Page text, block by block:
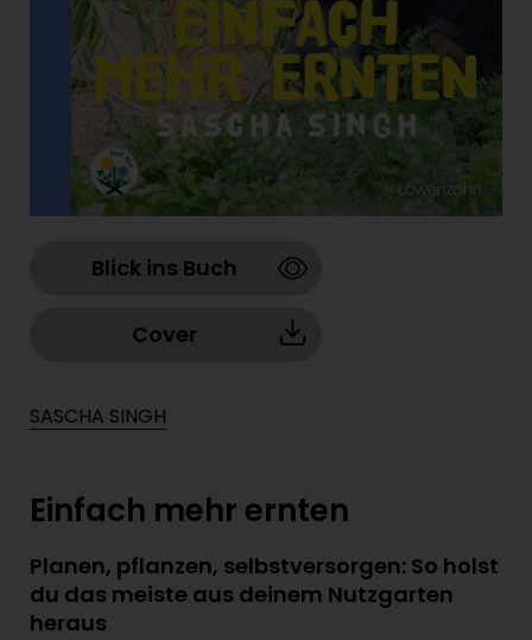
Blick ins Buch
Cover
SASCHA SINGH
Einfach mehr ernten
Planen, pflanzen, selbstversorgen: So holst
du das meiste aus deinem Nutzgarten
heraus